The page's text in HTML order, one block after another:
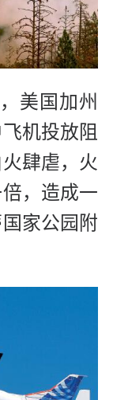
美国加州
机投放阻
肆虐，火
，造成一
家公园附